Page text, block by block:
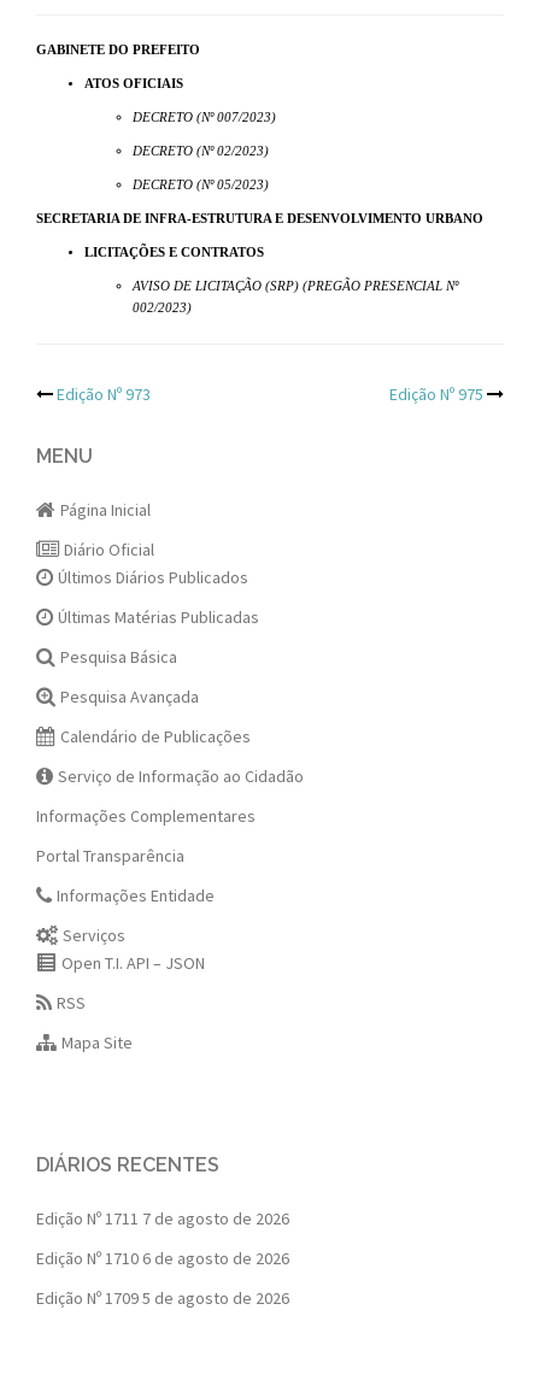
GABINETE DO PREFEITO
ATOS OFICIAIS
DECRETO (Nº 007/2023)
DECRETO (Nº 02/2023)
DECRETO (Nº 05/2023)
SECRETARIA DE INFRA-ESTRUTURA E DESENVOLVIMENTO URBANO
LICITAÇÕES E CONTRATOS
AVISO DE LICITAÇÃO (SRP) (PREGÃO PRESENCIAL Nº
002/2023)
Post
navigation
Edição Nº 973 Edição Nº 975
MENU
Página Inicial
Diário Oficial
Últimos Diários Publicados
Últimas Matérias Publicadas
Pesquisa Básica
Pesquisa Avançada
Calendário de Publicações
Serviço de Informação ao Cidadão
Informações Complementares
Portal Transparência
Informações Entidade
Serviços
Open T.I. API – JSON
RSS
Mapa Site
DIÁRIOS RECENTES
Edição Nº 1711 7 de agosto de 2026
Edição Nº 1710 6 de agosto de 2026
Edição Nº 17095 de agosto de 2026